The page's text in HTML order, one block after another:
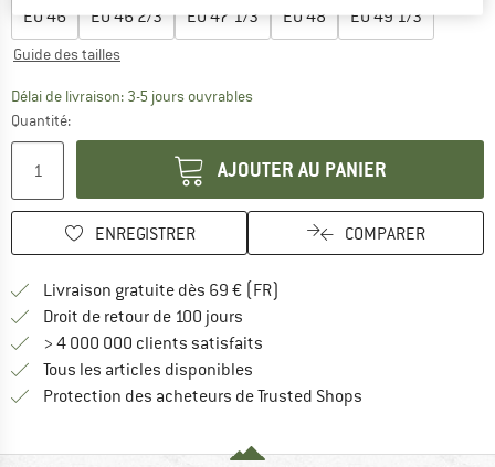
EU46 EU46 2/3 EU47 1/3 EU48 EU49 1/3
Guide des tailles
Délai de livraison: 3-5 jours ouvrablesLe lien s'ouvre dans une boîte
Quantité:
AJOUTER AU PANIER
ENREGISTRER COMPARER
Livraison gratuite dès 69 € (FR)
Droit de retour de 100 jours
> 4 000 000 clients satisfaits
Tous les articles disponibles
Protection des acheteurs de Trusted Shops